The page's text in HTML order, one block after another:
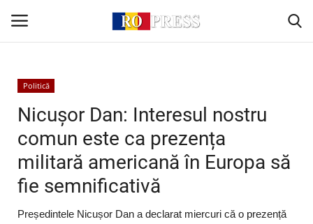
Conectare
Acasă
Intern
Extern
Politică
Nicușor Dan: Interesul nostru
comun este ca prezența
militară americană în Europa să
fie semnificativă
Președintele Nicușor Dan a declarat miercuri că o prezență